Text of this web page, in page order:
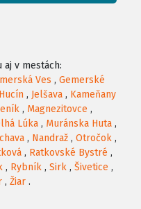
v mestách:
Ves , Gemerské
Hucín , Jelšava , Kameňany
, Magnezitovce ,
Lúka , Muránska Huta ,
, Nandraž , Otročok ,
, Ratkovské Bystré ,
, Rybník , Sirk , Šivetice ,
, Žiar .